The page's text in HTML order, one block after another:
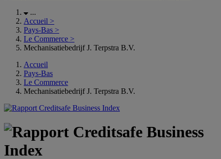
...
Accueil >
Pays-Bas >
Le Commerce >
Mechanisatiebedrijf J. Terpstra B.V.
Accueil
Pays-Bas
Le Commerce
Mechanisatiebedrijf J. Terpstra B.V.